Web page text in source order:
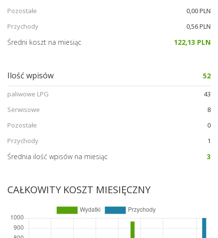
Pozostałe
0,00 PLN
Przychody
0,56 PLN
Średni koszt na miesiąc 122,13 PLN
Ilość wpisów 52
paliwowe LPG
43
Serwisowe
8
Pozostałe
0
Przychody
1
Średnia ilość wpisów na miesiąc 3
CAŁKOWITY KOSZT MIESIĘCZNY